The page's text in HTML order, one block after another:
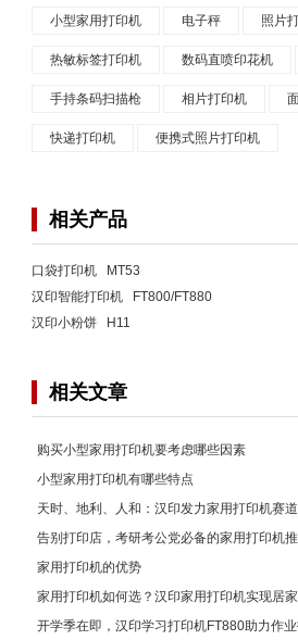
小型家用打印机 电子秤 照片
热敏标签打印机 数码直喷印花机
手持条码扫描枪 相片打印机
快递打印机 便携式照片打印机
相关产品
口袋打印机 MT53
汉印智能打印机 FT800/FT880
汉印小粉饼 H11
相关文章
购买小型家用打印机要考虑哪些因素
小型家用打印机有哪些特点
天时、地利、人和：汉印发力家用打印机赛
告别打印店，考研考公党必备的家用打印机
家用打印机的优势
家用打印机如何选？汉印家用打印机实现居
开学季在即，汉印学习打印机FT880助力作